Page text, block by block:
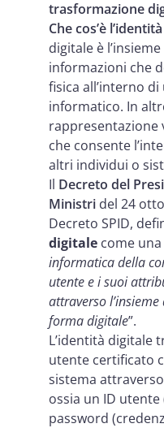
trasformazione
Che cos’è
digitale è
informazioni che
fisica all’interno
informatico. In
rappresentazione
che consente
altri individui o
Il Decreto del
Ministri del 24
Decreto SPID,
digitale come una
informatica della
utente e i suoi
attraverso
forma digitale”.
L’identità digitale
utente certificato
sistema
ossia un ID
password